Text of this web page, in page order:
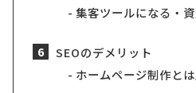
集客ツールになる・
SEOのデメリット
ホームページ制作と